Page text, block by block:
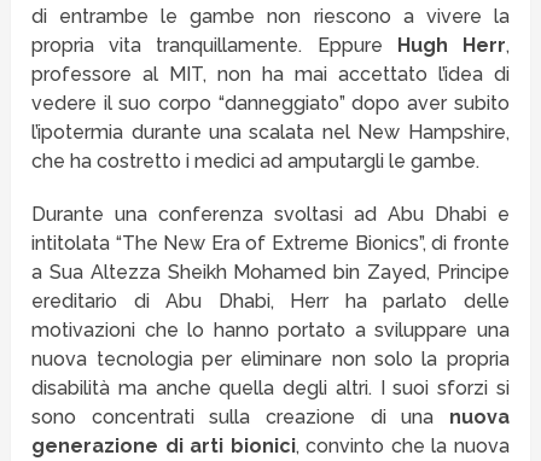
di entrambe le gambe non riescono a vivere la
propria vita tranquillamente. Eppure Hugh Herr,
professore al MIT, non ha mai accettato l’idea di
vedere il suo corpo “danneggiato” dopo aver subito
l’ipotermia durante una scalata nel New Hampshire,
che ha costretto i medici ad amputargli le gambe.
Durante una conferenza svoltasi ad Abu Dhabi e
intitolata “The New Era of Extreme Bionics”, di fronte
a Sua Altezza Sheikh Mohamed bin Zayed, Principe
ereditario di Abu Dhabi, Herr ha parlato delle
motivazioni che lo hanno portato a sviluppare una
nuova tecnologia per eliminare non solo la propria
disabilità ma anche quella degli altri. I suoi sforzi si
sono concentrati sulla creazione di una nuova
generazione di arti bionici, convinto che la nuova